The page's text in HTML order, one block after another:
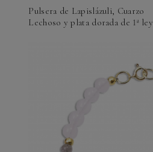
Pulsera de Lapislázuli, Cuarzo
Lechoso y plata dorada de 1ª ley